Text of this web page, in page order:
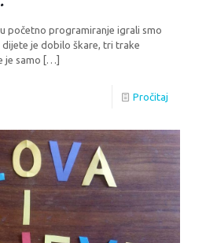
početno programiranje igrali smo
je dobilo škare, tri trake
je samo […]
Pročitaj